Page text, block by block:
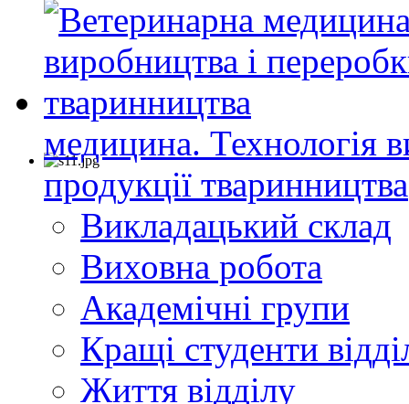
медицина. Технологія
продукції тваринництва
Викладацький склад
Виховна робота
Академічні групи
Кращі студенти
Життя відділу